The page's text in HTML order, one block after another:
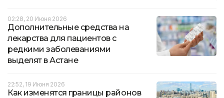
02:28, 20 Июня 2026
Дополнительные средства на
лекарства для пациентов с
редкими заболеваниями
выделят в Астане
22:52, 19 Июня 2026
Как изменятся границы районов